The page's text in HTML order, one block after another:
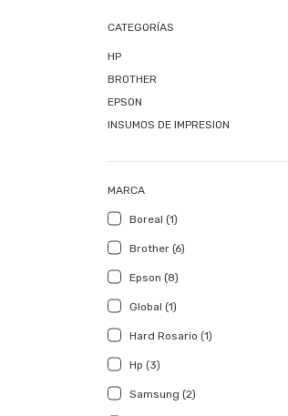
CATEGORÍAS
HP
BROTHER
EPSON
INSUMOS DE IMPRESION
MARCA
Boreal (1)
Brother (6)
Epson (8)
Global (1)
Hard Rosario (1)
Hp (3)
Samsung (2)